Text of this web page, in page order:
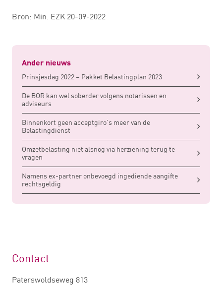
Bron: Min. EZK 20-09-2022
Ander nieuws
Prinsjesdag 2022 – Pakket Belastingplan 2023
De BOR kan wel soberder volgens notarissen en
adviseurs
Binnenkort geen acceptgiro’s meer van de
Belastingdienst
Omzetbelasting niet alsnog via herziening terug te
vragen
Namens ex-partner onbevoegd ingediende aangifte
rechtsgeldig
Contact
Paterswoldseweg 813